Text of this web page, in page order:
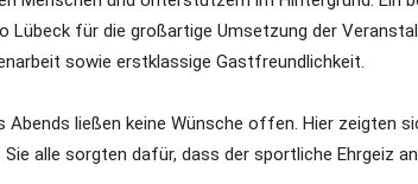
Lübeck für die großartige Umsetzung der
sowie erstklassige Gastfreundlichkeit.
Abends ließen keine Wünsche offen. Hier zeigten
alle sorgten dafür, dass der sportliche Ehrgeiz